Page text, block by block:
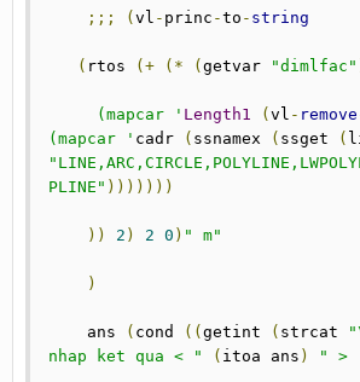
;;; ( vl - princ -to - string
( rtos (+ (* ( getvar "dimlfac"
(mapcar ' Length1 ( vl - remove
(mapcar ' cadr ( ssnamex ( ssget (
PLINE" )))))))
)) 2 ) 2 0 ) " m"
)
ans ( cond (( getint ( strcat
nhap ket qua < "
( itoa ans ) " >